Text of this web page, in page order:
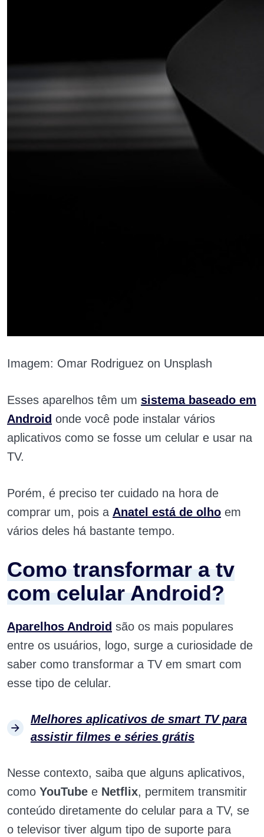
Imagem: Omar Rodriguez on Unsplash
Esses aparelhos têm um sistema baseado em
Android onde você pode instalar vários
aplicativos como se fosse um celular e usar na
TV.
Porém, é preciso ter cuidado na hora de
comprar um, pois a Anatel está de olho em
vários deles há bastante tempo.
Como transformar a tv
com celular Android?
Aparelhos Android são os mais populares
entre os usuários, logo, surge a curiosidade de
saber como transformar a TV em smart com
esse tipo de celular.
Melhores aplicativos de smart TV para
assistir filmes e séries grátis
Nesse contexto, saiba que alguns aplicativos,
como YouTube e Netflix, permitem transmitir
conteúdo diretamente do celular para a TV, se
o televisor tiver algum tipo de suporte para